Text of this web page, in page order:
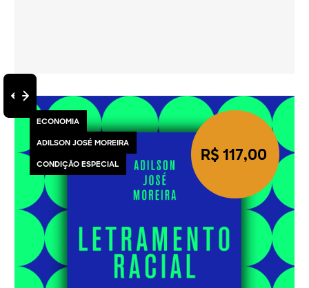
ECONOMIA
ADILSON JOSÉ MOREIRA
CONDIÇÃO ESPECIAL R$ 117,00